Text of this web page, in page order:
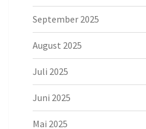
September 2025
August 2025
Juli 2025
Juni 2025
Mai 2025